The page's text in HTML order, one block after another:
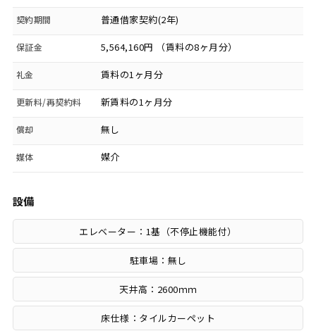
契約期間 普通借家契約(2年)
保証金 5,564,160円 （賃料の8ヶ月分）
礼金 賃料の1ヶ月分
更新料/再契約料 新賃料の1ヶ月分
償却 無し
媒体 媒介
設備
エレベーター：1基（不停止機能付）
駐車場：無し
天井高：2600ｍｍ
床仕様：タイルカーペット